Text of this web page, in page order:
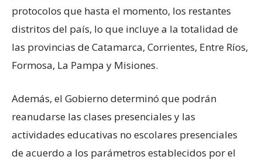
protocolos que hasta el momento, los restantes
distritos del país, lo que incluye a la totalidad de
las provincias de Catamarca, Corrientes, Entre Ríos,
Formosa, La Pampa y Misiones.
Además, el Gobierno determinó que podrán
reanudarse las clases presenciales y las
actividades educativas no escolares presenciales
de acuerdo a los parámetros establecidos por el